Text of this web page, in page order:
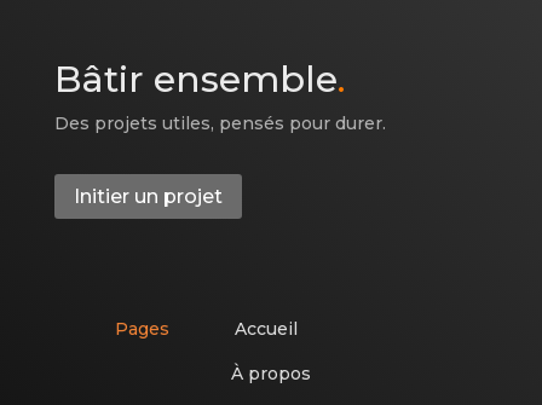
Bâtir ensemble.
Des projets utiles, pensés pour durer.
Initier un projet
Pages Accueil
À propos